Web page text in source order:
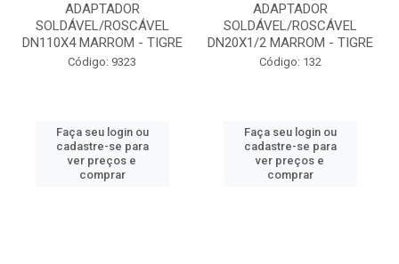
ADAPTADOR
SOLDÁVEL/ROSCÁVEL
DN110X4 MARROM - TIGRE
Código: 9323
Faça seu login ou
cadastre-se para
ver preços e
comprar
ADAPTADOR
SOLDÁVEL/ROSCÁVEL
DN20X1/2 MARROM - TIGRE
Código: 132
Faça seu login ou
cadastre-se para
ver preços e
comprar